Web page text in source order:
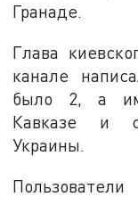
Гранаде.
Глава
канале
было 2, а
Кавказе и
Украины.